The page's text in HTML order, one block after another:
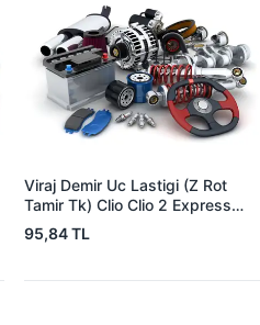
Viraj Demir Uc Lastigi (Z Rot
Tamir Tk) Clio Clio 2 Express
Kangoo Logan (Civatali) | MTJ
5067 | OEM 7700799404
95,84 TL